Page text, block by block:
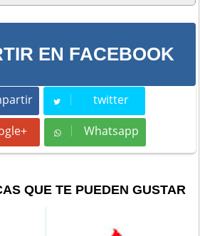
EN FACEBOOK
twitter
Tweet
Whatsapp
Whatsapp
QUE TE PUEDEN GUSTAR